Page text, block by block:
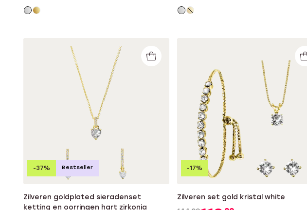
Zilveren goldplated sieradenset
ketting en oorringen hart zirkonia
-37% Bestseller
Zilveren set gold kristal white
-17%